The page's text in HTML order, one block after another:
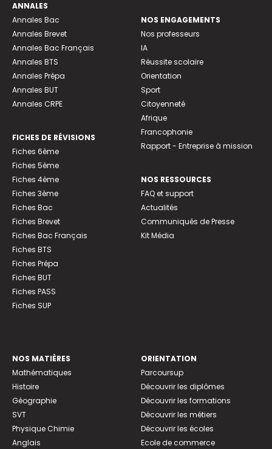
ANNALES
Annales Bac
Annales Brevet
Annales Bac Français
Annales BTS
Annales Prépa
Annales BUT
Annales CRPE
FICHES DE RÉVISIONS
Fiches 6ème
Fiches 5ème
Fiches 4ème
Fiches 3ème
Fiches Bac
Fiches Brevet
Fiches Bac Français
Fiches BTS
Fiches Prépa
Fiches BUT
Fiches PASS
Fiches SUP
NOS ENGAGEMENTS
Nos professeurs
IA
Réussite scolaire
Orientation
Sport
Citoyenneté
Afrique
Francophonie
Rapport - Entreprise à mission
NOS RESSOURCES
FAQ et support
Actualités
Communiqués de Presse
Kit Média
NOS MATIÈRES
Mathématiques
Histoire
Géographie
SVT
Physique Chimie
Anglais
ORIENTATION
Parcoursup
Découvrir les diplômes
Découvrir les formations
Découvrir les métiers
Découvrir les écoles
Ecole de commerce